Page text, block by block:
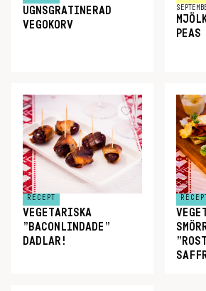
UGNSGRATINERAD
VEGOKORV
PEAS
RECEPT
VEGETARISKA
”BACONLINDADE”
DADLAR!
RECEPT